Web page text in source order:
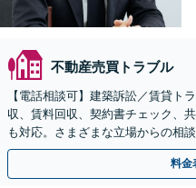
不動産売買トラブル
【電話相談可】建築訴訟／賃貸ト
収、賃料回収、契約書チェック、
も対応。さまざまな立場からの相
【完全個室】
料金